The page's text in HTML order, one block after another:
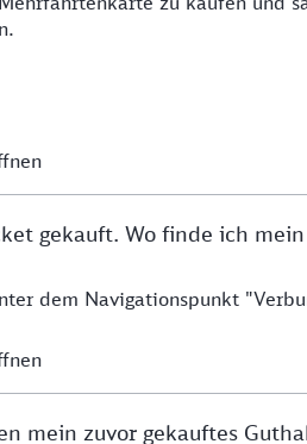
gekauft. Wo finde ich
dem Navigationspunkt
mein zuvor gekauftes